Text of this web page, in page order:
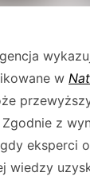
w
z
eksperci
wiedzy